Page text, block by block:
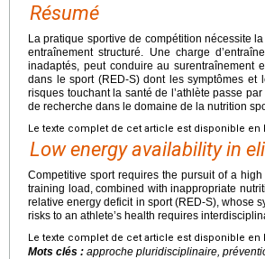
Résumé
La pratique sportive de compétition nécessite
entraînement structuré. Une charge
inadaptés, peut conduire au surentraînement
dans le sport (RED-S) dont les symptômes et
risques touchant la santé de l’athlète passe
de recherche dans le domaine de la nutrition
Le texte complet de cet article est disponible en
Low energy availability in
Competitive sport requires the pursuit of a
training load, combined with inappropriate
relative energy deficit in sport (RED-S), whose
risks to an athlete’s health requires
Le texte complet de cet article est disponible en
Mots clés : approche pluridisciplinaire,